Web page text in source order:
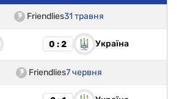
Friendlies31 травня
0 : 2 Україна
Friendlies7 червня